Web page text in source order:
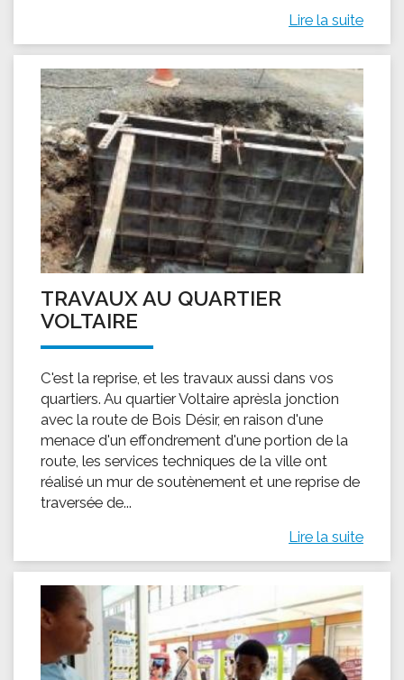
Lire la suite
TRAVAUX AU QUARTIER
VOLTAIRE
C'est la reprise, et les travaux aussi dans vos
quartiers. Au quartier Voltaire aprèsla jonction
avec la route de Bois Désir, en raison d'une
menace d'un effondrement d'une portion de la
route, les services techniques de la ville ont
réalisé un mur de soutènement et une reprise de
traversée de...
Lire la suite